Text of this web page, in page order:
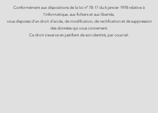
Conformément aux dispositions de la loi n° 78-17 du 6 janvier 1978 relative à
l'informatique, aux fichiers et aux libertés,
vous disposez d'un droit d'accès, de modification, de rectification et de suppression
des données qui vous concernent.
Ce droit s'exerce en justifiant de son identité, par courriel.